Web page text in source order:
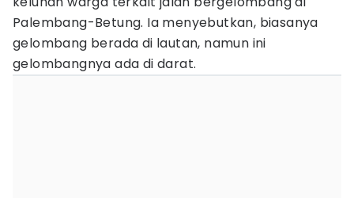
Palembang-Betung. Ia menyebutkan, biasanya
gelombang berada di lautan, namun ini
gelombangnya ada di darat.